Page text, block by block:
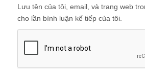
Lưu tên của tôi, email, và trang web
cho lần bình luận kế tiếp của tôi.